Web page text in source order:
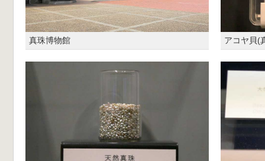
真珠博物館 アコヤ貝(